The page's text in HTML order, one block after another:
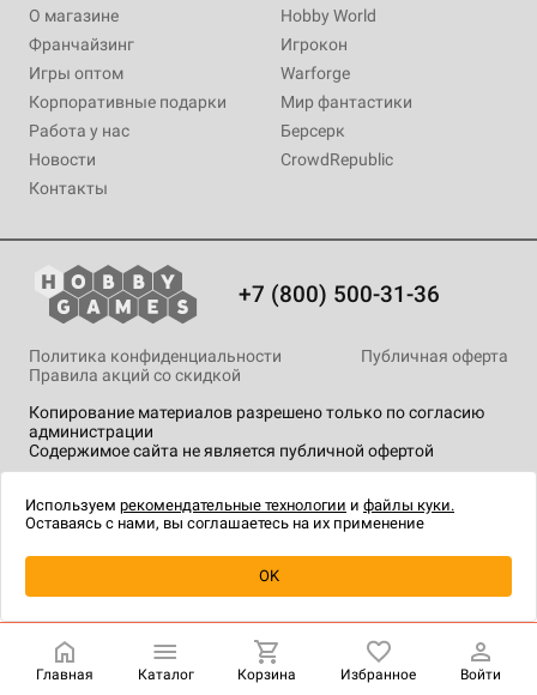
Уведомить о наличии
О магазине
Франчайзинг
Игры оптом
Корпоративные подарки
Работа у нас
Новости
Контакты
Hobby World
Игрокон
Warforge
Мир фантастики
Берсерк
CrowdRepublic
+7 (800) 500-31-36
Копирование материалов разрешено только по согласию
администрации
Содержимое сайта не является публичной офертой
Политика конфиденциальности
Публичная оферта
Правила акций со скидкой
технологии.
Главная Каталог Корзина Избранное Войти
Используем рекомендательные технологии и файлы куки.
Оставаясь с нами, вы соглашаетесь на их применение
OK